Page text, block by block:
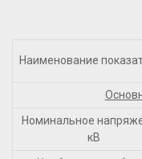
Наименование
Номинальное
кВ